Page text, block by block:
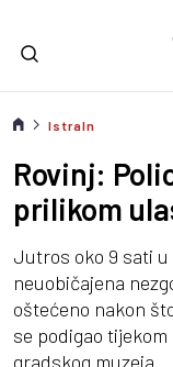
IstraIn
Rovinj:
prilikom
Jutros oko 9 sati
neuobičajena
oštećeno nakon
se podigao
gradskog muzeja.